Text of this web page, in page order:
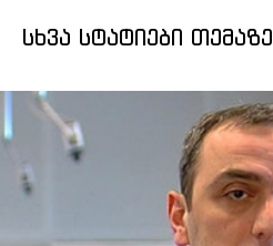
ᲡᲮᲕᲐ ᲡᲢᲐᲢᲘᲔᲑᲘ ᲗᲔᲛᲐᲖᲔ